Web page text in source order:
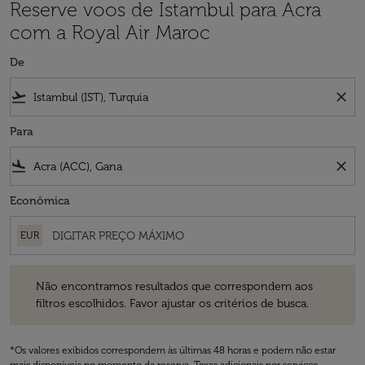
Reserve voos de Istambul para Acra
com a Royal Air Maroc
De
flight_takeoff close
Para
flight_land close
Econômica
EUR
Não encontramos resultados que correspondem aos
filtros escolhidos. Favor ajustar os critérios de busca.
*Os valores exibidos correspondem às últimas 48 horas e podem não estar